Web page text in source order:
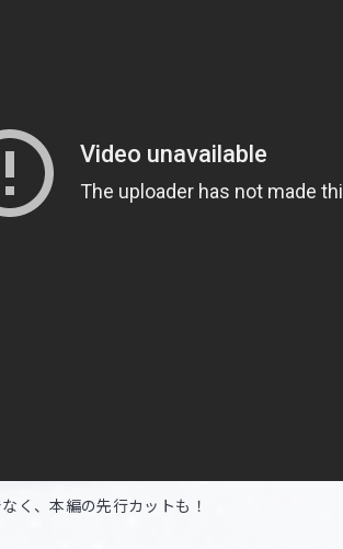
く、本編の先行カットも！